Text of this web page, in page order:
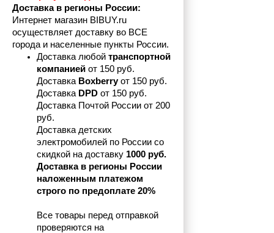
Доставка в регионы России:
Интернет магазин BIBUY.ru
осуществляет доставку во ВСЕ
города и населенные пункты России.
Доставка любой транспортной
компанией от 150 руб.
Доставка Boxberry от 150 руб.
Доставка DPD от 150 руб.
Доставка Почтой России от 200
руб.
Доставка детских
электромобилей по России со
скидкой на доставку 1000 руб.
Доставка в регионы России
наложенным платежом
строго по предоплате 20%
Все товары перед отправкой
проверяются на